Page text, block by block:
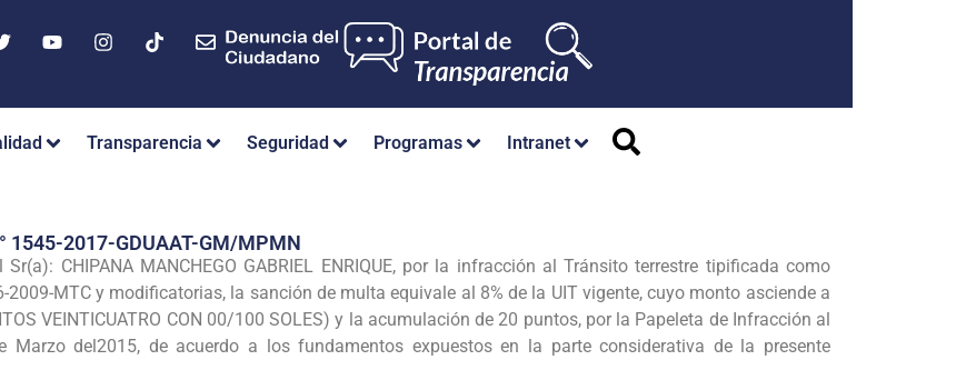
Transparencia Seguridad Programas Intranet
1545-2017-GDUAAT-GM/MPMN
Sr(a): CHIPANA MANCHEGO GABRIEL ENRIQUE, por la infracción al Tránsito terrestre tipificada como
2009-MTC y modificatorias, la sanción de multa equivale al 8% de la UIT vigente, cuyo monto asciende a
VEINTICUATRO CON 00/100 SOLES) y la acumulación de 20 puntos, por la Papeleta de Infracción al
Marzo del2015, de acuerdo a los fundamentos expuestos en la parte considerativa de la presente